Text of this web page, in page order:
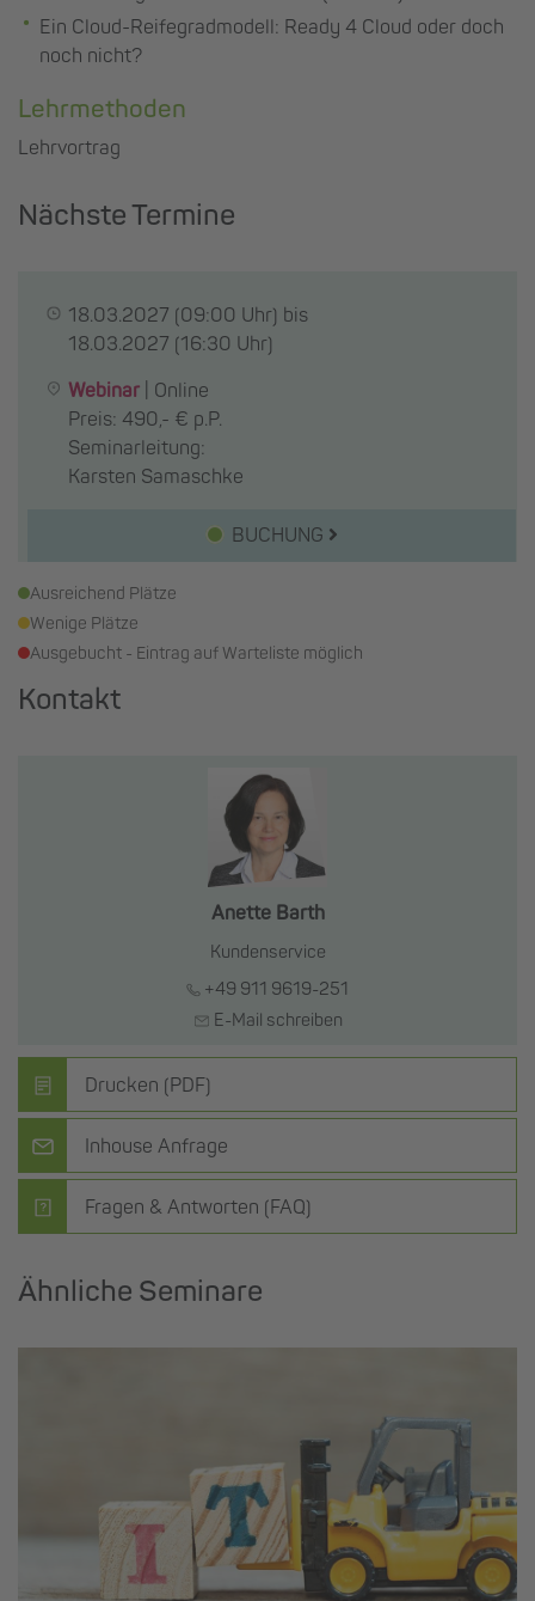
Ein Cloud-Reifegradmodell: Ready 4 Cloud oder doch
noch nicht?
Lehrmethoden
Lehrvortrag
Nächste Termine
18.03.2027 (09:00 Uhr) bis
18.03.2027 (16:30 Uhr)
Webinar
Online
Preis: 490,- € p.P.
Seminarleitung:
Karsten Samaschke
BUCHUNG
Ausreichend Plätze
Wenige Plätze
Ausgebucht - Eintrag auf Warteliste möglich
Kontakt
Anette Barth
Kundenservice
+49 911 9619-251
E-Mail schreiben
Drucken (PDF)
Inhouse Anfrage
Fragen & Antworten (FAQ)
Ähnliche Seminare